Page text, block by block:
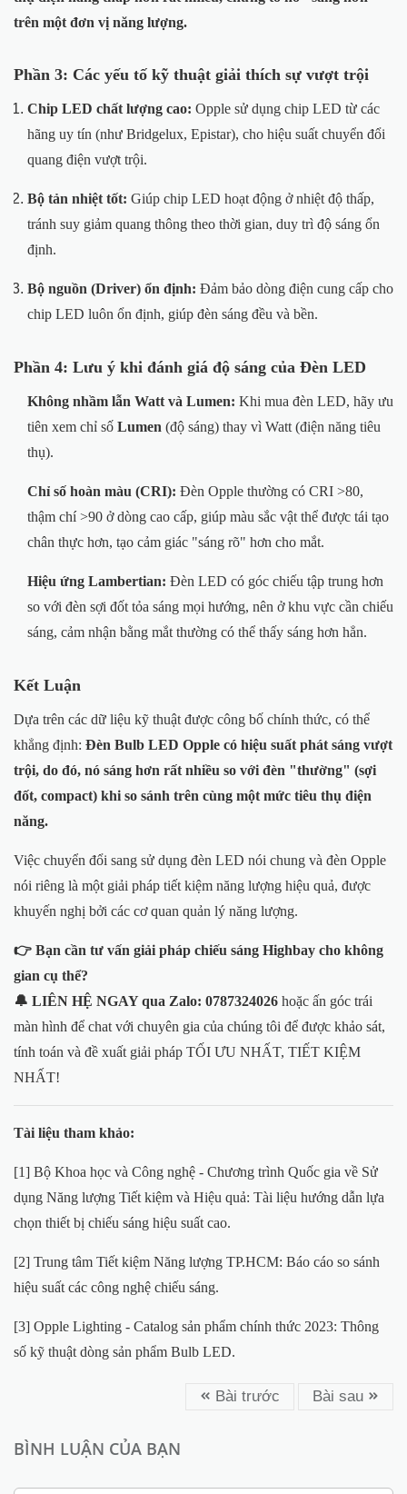
trên một đơn vị năng lượng.
Phần 3: Các yếu tố kỹ thuật giải thích sự vượt trội
Chip LED chất lượng cao: Opple sử dụng chip LED từ các
hãng uy tín (như Bridgelux, Epistar), cho hiệu suất chuyển đổi
quang điện vượt trội.
Bộ tản nhiệt tốt: Giúp chip LED hoạt động ở nhiệt độ thấp,
tránh suy giảm quang thông theo thời gian, duy trì độ sáng ổn
định.
Bộ nguồn (Driver) ổn định: Đảm bảo dòng điện cung cấp cho
chip LED luôn ổn định, giúp đèn sáng đều và bền.
Phần 4: Lưu ý khi đánh giá độ sáng của Đèn LED
Không nhầm lẫn Watt và Lumen: Khi mua đèn LED, hãy ưu
tiên xem chỉ số Lumen (độ sáng) thay vì Watt (điện năng tiêu
thụ).
Chỉ số hoàn màu (CRI): Đèn Opple thường có CRI >80,
thậm chí >90 ở dòng cao cấp, giúp màu sắc vật thể được tái tạo
chân thực hơn, tạo cảm giác "sáng rõ" hơn cho mắt.
Hiệu ứng Lambertian: Đèn LED có góc chiếu tập trung hơn
so với đèn sợi đốt tỏa sáng mọi hướng, nên ở khu vực cần chiếu
sáng, cảm nhận bằng mắt thường có thể thấy sáng hơn hẳn.
Kết Luận
Dựa trên các dữ liệu kỹ thuật được công bố chính thức, có thể
khẳng định: Đèn Bulb LED Opple có hiệu suất phát sáng vượt
trội, do đó, nó sáng hơn rất nhiều so với đèn "thường" (sợi
đốt, compact) khi so sánh trên cùng một mức tiêu thụ điện
năng.
Việc chuyển đổi sang sử dụng đèn LED nói chung và đèn Opple
nói riêng là một giải pháp tiết kiệm năng lượng hiệu quả, được
khuyến nghị bởi các cơ quan quản lý năng lượng.
👉 Bạn cần tư vấn giải pháp chiếu sáng Highbay cho không
gian cụ thể?
🔔 LIÊN HỆ NGAY qua Zalo: 0787324026 hoặc ấn góc trái
màn hình để chat với chuyên gia của chúng tôi để được khảo sát,
tính toán và đề xuất giải pháp TỐI ƯU NHẤT, TIẾT KIỆM
NHẤT!
Tài liệu tham khảo:
[1] Bộ Khoa học và Công nghệ - Chương trình Quốc gia về Sử
dụng Năng lượng Tiết kiệm và Hiệu quả: Tài liệu hướng dẫn lựa
chọn thiết bị chiếu sáng hiệu suất cao.
[2] Trung tâm Tiết kiệm Năng lượng TP.HCM: Báo cáo so sánh
hiệu suất các công nghệ chiếu sáng.
[3] Opple Lighting - Catalog sản phẩm chính thức 2023: Thông
số kỹ thuật dòng sản phẩm Bulb LED.
Bài trước Bài sau
BÌNH LUẬN CỦA BẠN